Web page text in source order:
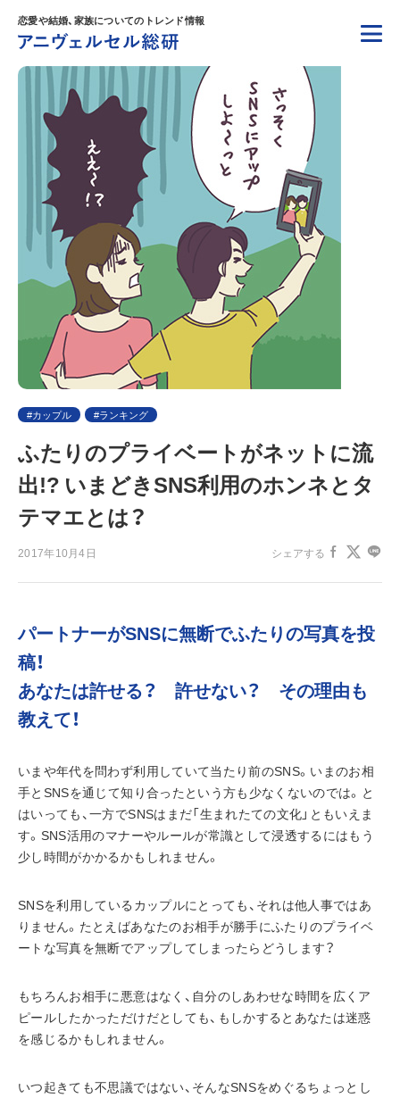
恋愛や結婚、家族についてのトレンド情報
カップル ランキング
ふたりのプライベートがネットに流
出!? いまどきSNS利用のホンネとタ
テマエとは？
2017年10月4日 シェアする
パートナーがSNSに無断でふたりの写真を投
稿！
あなたは許せる？　許せない？　その理由も
教えて！
いまや年代を問わず利用していて当たり前のSNS。いまのお相
手とSNSを通じて知り合ったという方も少なくないのでは。と
はいっても、一方でSNSはまだ「生まれたての文化」ともいえま
す。SNS活用のマナーやルールが常識として浸透するにはもう
少し時間がかかるかもしれません。
SNSを利用しているカップルにとっても、それは他人事ではあ
りません。たとえばあなたのお相手が勝手にふたりのプライベ
ートな写真を無断でアップしてしまったらどうします？
もちろんお相手に悪意はなく、自分のしあわせな時間を広くア
ピールしたかっただけだとしても、もしかするとあなたは迷惑
を感じるかもしれません。
いつ起きても不思議ではない、そんなSNSをめぐるちょっとし